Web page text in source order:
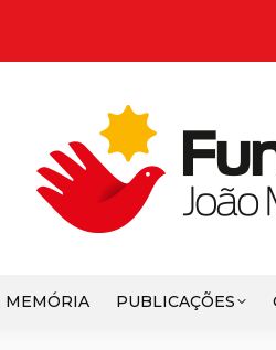
MEMÓRIA PUBLICAÇÕES